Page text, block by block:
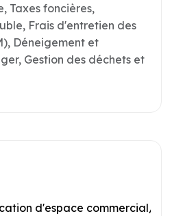
Taxes foncières,
Frais d'entretien des
Déneigement et
Gestion des déchets et
d'espace commercial/